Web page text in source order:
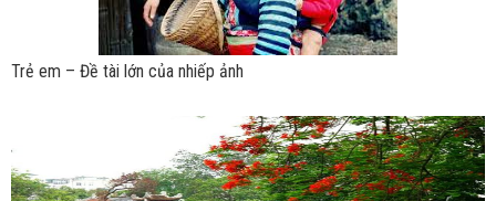
Trẻ em – Đề tài lớn của nhiếp ảnh